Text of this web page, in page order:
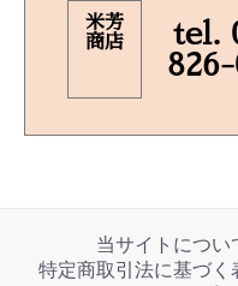
米芳
商店
tel.
当サイトについ
特定商取引法に基づく